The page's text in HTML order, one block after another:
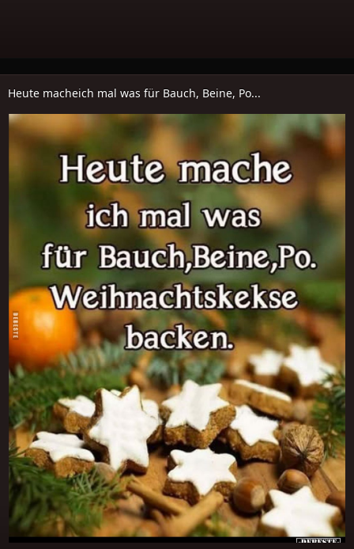
Heute macheich mal was für Bauch, Beine, Po...